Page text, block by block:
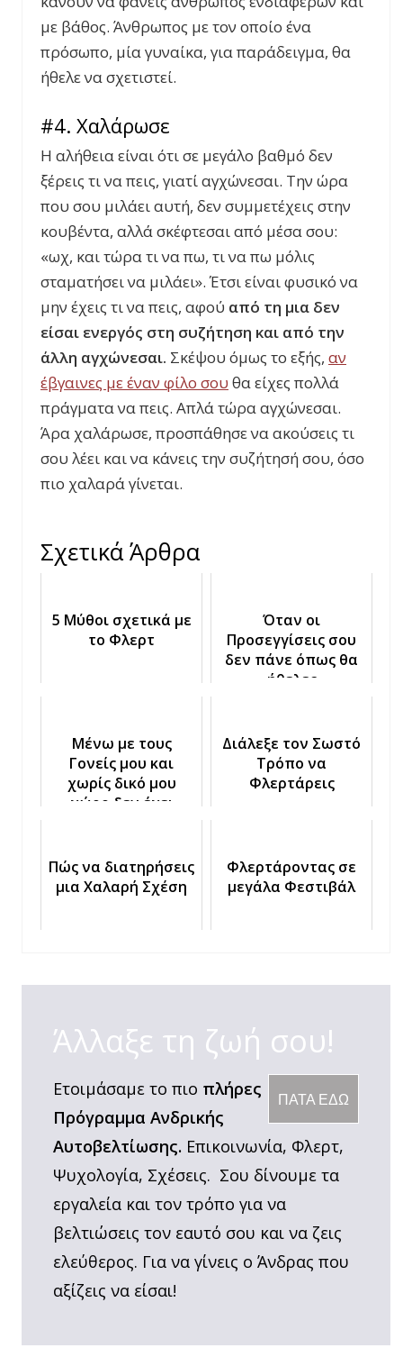
με βάθος. Άνθρωπος με τον οποίο ένα
πρόσωπο, μία γυναίκα, για παράδειγμα, θα
ήθελε να σχετιστεί.
#4. Χαλάρωσε
Η αλήθεια είναι ότι σε μεγάλο βαθμό δεν
ξέρεις τι να πεις, γιατί αγχώνεσαι. Την ώρα
που σου μιλάει αυτή, δεν συμμετέχεις στην
κουβέντα, αλλά σκέφτεσαι από μέσα σου:
«ωχ, και τώρα τι να πω, τι να πω μόλις
σταματήσει να μιλάει». Έτσι είναι φυσικό να
μην έχεις τι να πεις, αφού από τη μια δεν
είσαι ενεργός στη συζήτηση και από την
άλλη αγχώνεσαι. Σκέψου όμως το εξής, αν
έβγαινες με έναν φίλο σου θα είχες πολλά
πράγματα να πεις. Απλά τώρα αγχώνεσαι.
Άρα χαλάρωσε, προσπάθησε να ακούσεις τι
σου λέει και να κάνεις την συζήτησή σου, όσο
πιο χαλαρά γίνεται.
Σχετικά Άρθρα
5 Μύθοι σχετικά με
το Φλερτ
Όταν οι
Προσεγγίσεις σου
δεν πάνε όπως θα
ήθελες
Μένω με τους
Γονείς μου και
χωρίς δικό μου
χώρο δεν έχει
Διάλεξε τον Σωστό
Τρόπο να
Φλερτάρεις
Πώς να διατηρήσεις
μια Χαλαρή Σχέση
Φλερτάροντας σε
μεγάλα Φεστιβάλ
Άλλαξε τη ζωή σου!
ΠΑΤΑ ΕΔΩ
Ετοιμάσαμε το πιο πλήρες
Πρόγραμμα Ανδρικής
Αυτοβελτίωσης. Επικοινωνία, Φλερτ,
Ψυχολογία, Σχέσεις. Σου δίνουμε τα
εργαλεία και τον τρόπο για να
βελτιώσεις τον εαυτό σου και να ζεις
ελεύθερος. Για να γίνεις ο Άνδρας που
αξίζεις να είσαι!